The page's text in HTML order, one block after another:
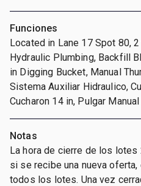
Funciones
Located in Lane 17 Spot 80,
Hydraulic Plumbing, Backfill
in Digging Bucket, Manual
Sistema Auxiliar Hidraulico,
Cucharon 14 in, Pulgar Manual
Notas
La hora de cierre de los
si se recibe una nueva
todos los lotes. Una vez